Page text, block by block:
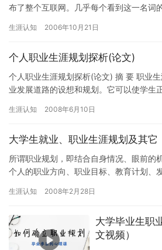
布了整个互联网。几乎每个看到这一名词
生涯认知 2006年10月21日
个人职业生涯规划探析(论文)
个人职业生涯规划探析(论文) 摘 要 职业
业发展道路的设想和规划。它可以使学生
生涯认知 2008年6月10日
大学生就业、职业生涯规划及其它
所谓职业规划，即结合自身情况、眼前的
个人的职业方向、职业目标、教育计划、
确了…
生涯认知 2008年2月28日
大学毕业生职
文视频）